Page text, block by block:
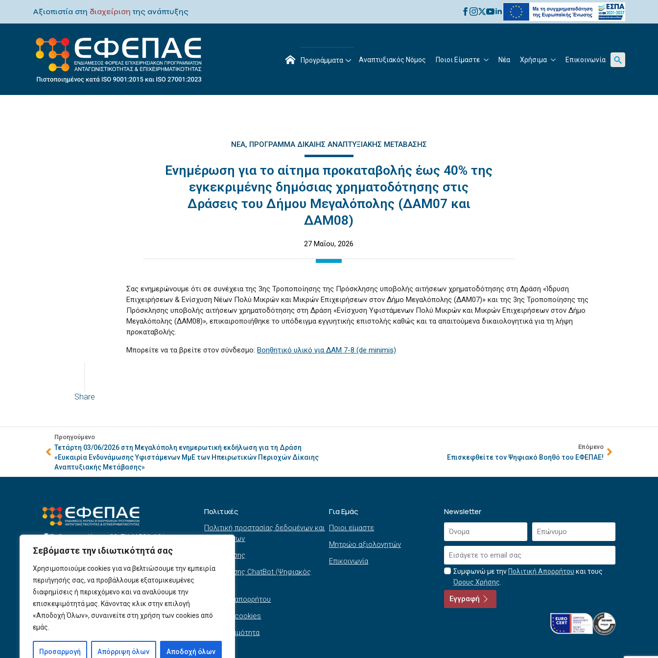
Σεβόμαστε την ιδιωτικότητά σας
Χρησιμοποιούμε cookies για να βελτιώσουμε την εμπειρία
περιήγησής σας, να προβάλλουμε εξατομικευμένες
διαφημίσεις ή περιεχόμενο και να αναλύουμε την
επισκεψιμότητά μας. Κάνοντας κλικ στην επιλογή
«Αποδοχή Όλων», συναινείτε στη χρήση των cookies από
εμάς.
Προσαρμογή Απόρριψη όλων Αποδοχή όλων
Αξιοπιστία στη διαχείριση της ανάπτυξης
Προγράμματα Αναπτυξιακός Νόμος Ποιοι Είμαστε Νέα Χρήσιμα Επικοινωνία
for:
ΝΈΑ ΠΡΌΓΡΑΜΜΑ ΔΊΚΑΙΗΣ ΑΝΑΠΤΥΞΙΑΚΉΣ ΜΕΤΆΒΑΣΗΣ
Ενημέρωση για το αίτημα προκαταβολής έως 40% της
εγκεκριμένης δημόσιας χρηματοδότησης στις
Δράσεις του Δήμου Μεγαλόπολης (ΔΑΜ07 και
ΔΑΜ08)
27 Μαΐου, 2026
Share
Σας ενημερώνουμε ότι σε συνέχεια της 3ης Τροποποίησης της Πρόσκλησης υποβολής αιτήσεων χρηματοδότησης στη Δράση «Ίδρυση
Επιχειρήσεων & Ενίσχυση Νέων Πολύ Μικρών και Μικρών Επιχειρήσεων στον Δήμο Μεγαλόπολης (ΔΑΜ07)» και της 3ης Τροποποίησης της
Πρόσκλησης υποβολής αιτήσεων χρηματοδότησης στη Δράση «Ενίσχυση Υφιστάμενων Πολύ Μικρών και Μικρών Επιχειρήσεων στον Δήμο
Μεγαλόπολης (ΔΑΜ08)», επικαιροποιήθηκε το υπόδειγμα εγγυητικής επιστολής καθώς και τα απαιτούμενα δικαιολογητικά για τη λήψη
προκαταβολής.
Μπορείτε να τα βρείτε στον σύνδεσμο:Βοηθητικό υλικό για ΔΑΜ 7-8 (de minimis)
Προηγούμενο
Τετάρτη 03/06/2026 στη Μεγαλόπολη ενημερωτική εκδήλωση για τη Δράση
«Ευκαιρία Ενδυνάμωσης Υφιστάμενων ΜμΕ των Ηπειρωτικών Περιοχών Δίκαιης
Αναπτυξιακής Μετάβασης»
Επόμενο
Επισκεφθείτε τον Ψηφιακό Βοηθό του ΕΦΕΠΑΕ!
Σεβαστουπόλεως 80, ΤΚ 11526, Αθήνα
info@efepae.gr
anaptyxiakos@efepae.gr
210 6985210
Ωράριο Λειτουργίας:
Δευτέρα – Παρασκευή, 09:00 – 17:00
Αριθμός ΓΕΜΗ: 154190801000
Πολιτικές
Πολιτική προστασίας δεδομένων και
συστημάτων
Όροι χρήσης
Όροι χρήσης ChatBot (Ψηφιακός
Πολιτική απορρήτου
Πολιτική cookies
Προσβασιμότητα
Για Εμάς
Ποιοι είμαστε
Μητρώο αξιολογητών
Επικοινωνία
Newsletter
Όνομα
Επώνυμο
Email
Αποδοχή
όρων
χρήσης
*
Συμφωνώ με την Πολιτική Απορρήτου και τους
Όρους Χρήσης
Εγγραφή